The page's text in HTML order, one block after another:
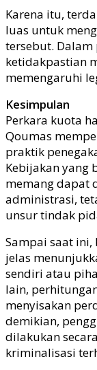
Karena itu,
luas untuk
tersebut. Dalam
ketidakpastian
memengaruhi
Kesimpulan
Perkara kuota
Qoumas
praktik
Kebijakan yang
memang dapat
administrasi,
unsur tindak
Sampai saat
jelas
sendiri atau
lain,
menyisakan
demikian,
dilakukan
kriminalisasi